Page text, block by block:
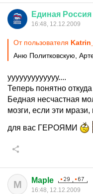
Единая Россия
16:48, 12.12.2009
От пользователя
Аню Политковскую,
ууууууууууууу....
Теперь понятно
Бедная несчастная
мозги, если эти
для вас ГЕРОЯМИ
M Maple
16:48, 12.12.2009